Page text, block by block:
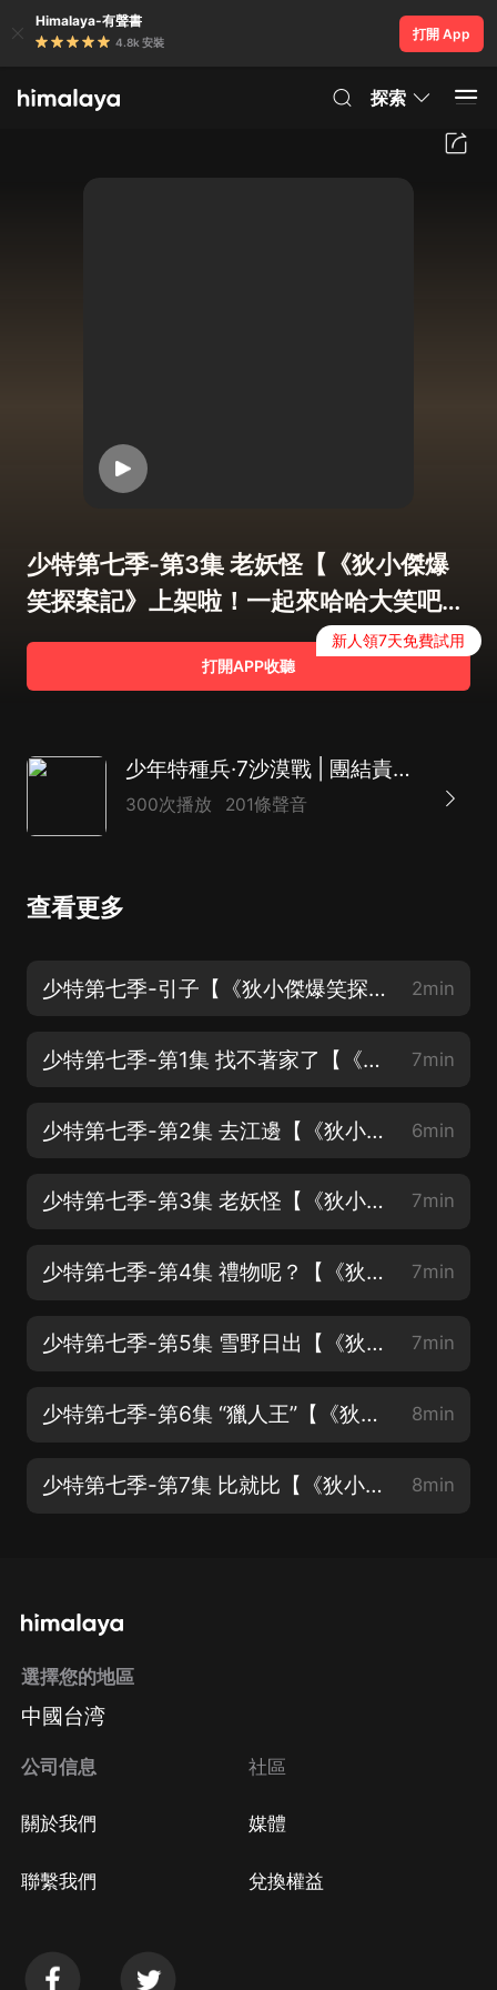
Himalaya-有聲書
4.8k 安裝
打開 App
探索
少特第七季-第3集 老妖怪【《狄小傑爆
笑探案記》上架啦！一起來哈哈大笑吧
~】
打開APP收聽
新人領7天免費試用
少年特種兵·7沙漠戰 | 團結責任永不放棄
300次播放 201條聲音
查看更多
少特第七季-引子【《狄小傑爆笑探案記》上架啦！一起來哈哈大笑吧~】 2min
少特第七季-第1集 找不著家了【《狄小傑爆笑探案記》上架啦！一起來哈哈大笑吧~】 7min
少特第七季-第2集 去江邊【《狄小傑爆笑探案記》上架啦！一起來哈哈大笑吧~】 6min
少特第七季-第3集 老妖怪【《狄小傑爆笑探案記》上架啦！一起來哈哈大笑吧~】 7min
少特第七季-第4集 禮物呢？【《狄小傑爆笑探案記》上架啦！一起來哈哈大笑吧~】 7min
少特第七季-第5集 雪野日出【《狄小傑爆笑探案記》上架啦！一起來哈哈大笑吧~】 7min
少特第七季-第6集 “獵人王”【《狄小傑爆笑探案記》上架啦！一起來哈哈大笑吧~】 8min
少特第七季-第7集 比就比【《狄小傑爆笑探案記》上架啦！一起來哈哈大笑吧~】 8min
選擇您的地區
中國台湾
公司信息
關於我們
聯繫我們
社區
媒體
兌換權益